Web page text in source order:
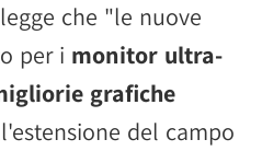
che "le nuove
per i monitor ultra-
grafiche
del campo